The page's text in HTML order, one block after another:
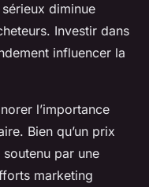
diminue
Investir dans
influencer la
l’importance
Bien qu’un prix
par une
marketing